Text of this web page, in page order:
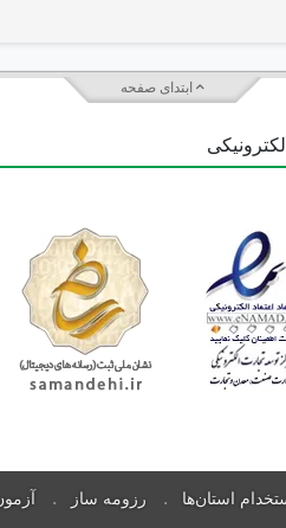
ابتدای صفحه
استان‌ها رزومه ساز